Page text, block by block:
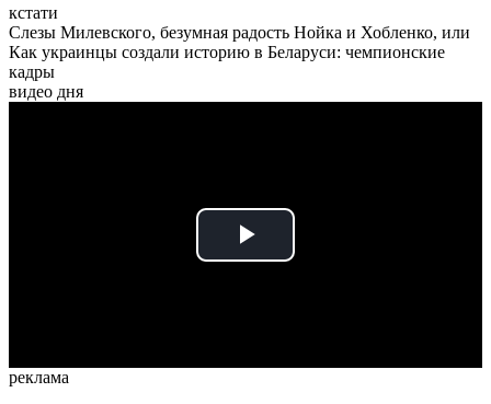
кстати
Слезы Милевского, безумная радость Нойка и Хобленко, или
Как украинцы создали историю в Беларуси: чемпионские
кадры
видео дня
Play
реклама